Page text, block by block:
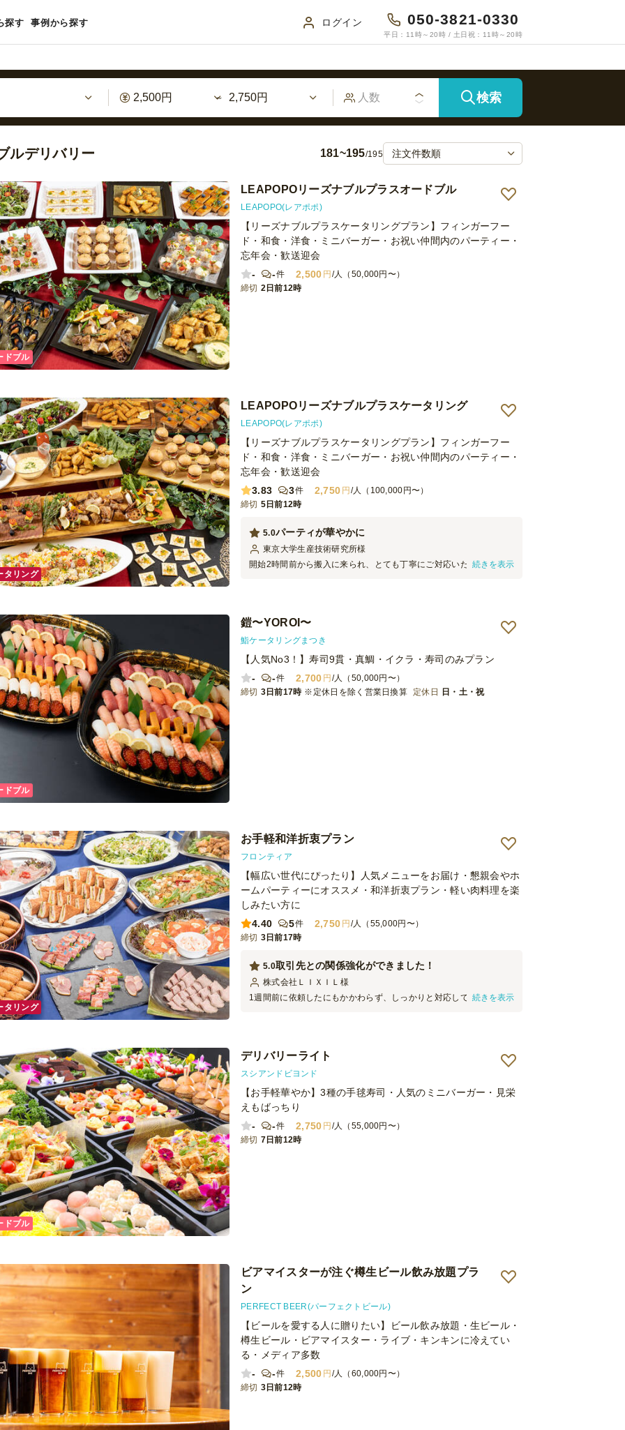
探す 事例から探す ログイン 050-3821-0330
平日：11時～20時 / 土日祝：11時～20時
検索
ルデリバリー 181~195/195
LEAPOPOリーズナブルプラスオードブル
LEAPOPO(レアポポ)
【リーズナブルプラスケータリングプラン】フィンガーフー
ド・和食・洋食・ミニバーガー・お祝い仲間内のパーティー・
忘年会・歓送迎会
-
-件 2,500 円 /人（50,000円〜）
締切 2日前12時
ドブル
LEAPOPOリーズナブルプラスケータリング
LEAPOPO(レアポポ)
【リーズナブルプラスケータリングプラン】フィンガーフー
ド・和食・洋食・ミニバーガー・お祝い仲間内のパーティー・
忘年会・歓送迎会
3.83
3件 2,750 円 /人（100,000円〜）
締切 5日前12時
パーティが華やかに
5.0
東京大学生産技術研究所様
開始2時間前から搬入に来られ、とても丁寧にご対応いただきまし
が格段に上がりました。今回は大切な会だったので、本当によかっ
たです。 準備から撤収まで、それも完璧にしていただけるとは、そ
れをこの予算でしてもらえるとは、予想外でした。 強くおススメし
ます。
続きを表示
タリング
鎧〜YOROI〜
鮨ケータリングまつき
【人気No3！】寿司9貫・真鯛・イクラ・寿司のみプラン
-
-件 2,700 円/人（50,000円〜）
締切 3日前17時 ※定休日を除く営業日換算 定休日 日・土・祝
ドブル
お手軽和洋折衷プラン
フロンティア
【幅広い世代にぴったり】人気メニューをお届け・懇親会やホ
ームパーティーにオススメ・和洋折衷プラン・軽い肉料理を楽
しみたい方に
4.40
5件 2,750 円 /人（55,000円〜）
締切 3日前17時
取引先との関係強化ができました！
5.0
株式会社ＬＩＸＩＬ 様
1週間前に依頼したにもかかわらず、しっかりと対応していただきま
利用させていただきます。ありがとうございました。
続きを表示
タリング
デリバリーライト
スシアンドビヨンド
【お手軽華やか】3種の手毬寿司・人気のミニバーガー・見栄
えもばっちり
-
-件 2,750 円/人（55,000円〜）
締切 7日前12時
ドブル
ビアマイスターが注ぐ樽生ビール飲み放題プラ
ン
PERFECT BEER(パーフェクトビール)
【ビールを愛する人に贈りたい】ビール飲み放題・生ビール・
樽生ビール・ビアマイスター・ライブ・キンキンに冷えてい
る・メディア多数
-
-件 2,500 円 /人（60,000円〜）
締切 3日前12時